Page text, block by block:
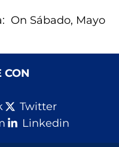
On Sábado, Mayo
CON
Twitter
Linkedin